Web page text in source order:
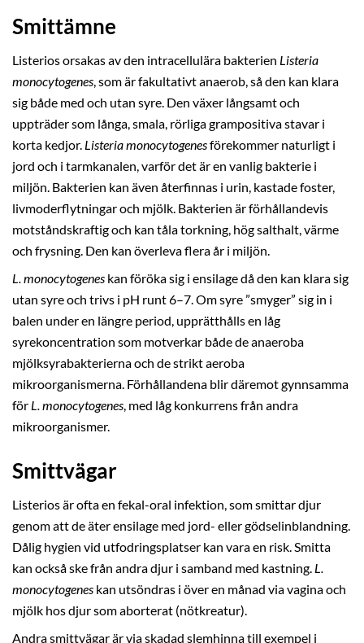
Smittämne
Listerios orsakas av den intracellulära bakterien Listeria
monocytogenes, som är fakultativt anaerob, så den kan klara
sig både med och utan syre. Den växer långsamt och
uppträder som långa, smala, rörliga grampositiva stavar i
korta kedjor. Listeria monocytogenesförekommer naturligt i
jord och i tarmkanalen, varför det är en vanlig bakterie i
miljön. Bakterien kan även återfinnas i urin, kastade foster,
livmoderflytningar och mjölk. Bakterien är förhållandevis
motståndskraftig och kan tåla torkning, hög salthalt, värme
och frysning. Den kan överleva flera år i miljön.
L. monocytogenes kan föröka sig i ensilage då den kan klara sig
utan syre och trivs i pH runt 6–7. Om syre ”smyger” sig in i
balen under en längre period, upprätthålls en låg
syrekoncentration som motverkar både de anaeroba
mjölksyrabakterierna och de strikt aeroba
mikroorganismerna. Förhållandena blir däremot gynnsamma
för L. monocytogenes, med låg konkurrens från andra
mikroorganismer.
Smittvägar
Listerios är ofta en fekal-oral infektion, som smittar djur
genom att de äter ensilage med jord- eller gödselinblandning.
Dålig hygien vid utfodringsplatser kan vara en risk. Smitta
kan också ske från andra djur i samband med kastning. L.
monocytogenes kan utsöndras i över en månad via vagina och
mjölk hos djur som aborterat (nötkreatur).
Andra smittvägar är via skadad slemhinna till exempel i